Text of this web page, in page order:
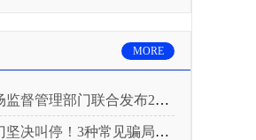
MORE
门联合发布2026年春节期间消费提示
叫停！3种常见骗局“套路”曝光